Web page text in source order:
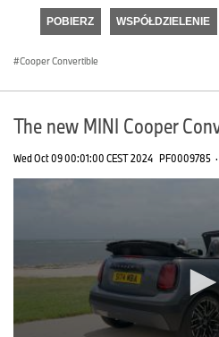
seconds
POBIERZ WSPÓŁDZIELENIE
Cooper Convertible
The new MINI Cooper
Wed Oct 09 00:01:00 CEST 2024 PF0009785 ·